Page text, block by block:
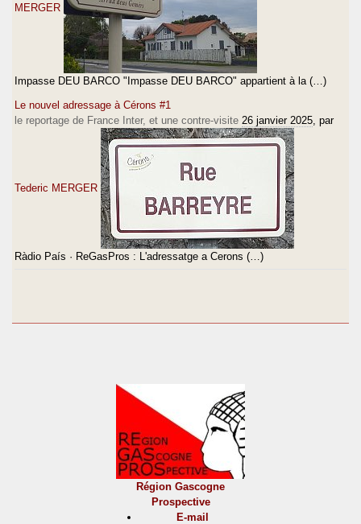
MERGER
Impasse DEU BARCO "Impasse DEU BARCO" appartient à la (…)
Le nouvel adressage à Cérons #1
le reportage de France Inter, et une contre-visite 26 janvier 2025 , par
Tederic MERGER
Ràdio País · ReGasPros : L'adressatge a Cerons (…)
Région Gascogne
Prospective
E-mail